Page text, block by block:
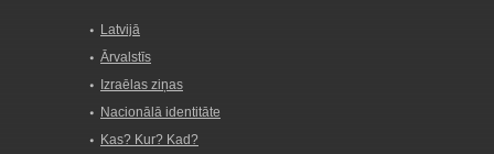
Latvijā
Ārvalstīs
Izraēlas ziņas
Nacionālā identitāte
Kas? Kur? Kad?